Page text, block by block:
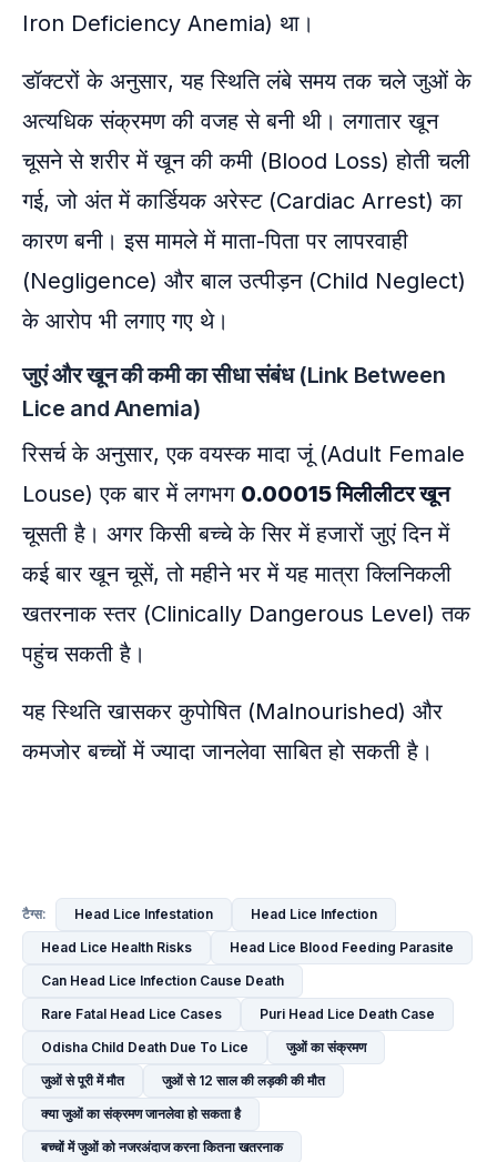
Iron Deficiency Anemia) था।
डॉक्टरों के अनुसार, यह स्थिति लंबे समय तक चले जुओं के
अत्यधिक संक्रमण की वजह से बनी थी। लगातार खून
चूसने से शरीर में खून की कमी (Blood Loss) होती चली
गई, जो अंत में कार्डियक अरेस्ट (Cardiac Arrest) का
कारण बनी। इस मामले में माता-पिता पर लापरवाही
(Negligence) और बाल उत्पीड़न (Child Neglect)
के आरोप भी लगाए गए थे।
जुएं और खून की कमी का सीधा संबंध (Link Between
Lice and Anemia)
रिसर्च के अनुसार, एक वयस्क मादा जूं (Adult Female
Louse) एक बार में लगभग 0.00015 मिलीलीटर खून
चूसती है। अगर किसी बच्चे के सिर में हजारों जुएं दिन में
कई बार खून चूसें, तो महीने भर में यह मात्रा क्लिनिकली
खतरनाक स्तर (Clinically Dangerous Level) तक
पहुंच सकती है।
यह स्थिति खासकर कुपोषित (Malnourished) और
कमजोर बच्चों में ज्यादा जानलेवा साबित हो सकती है।
टैग्स: Head Lice Infestation
Head Lice Infection
Head Lice Health Risks
Head Lice Blood Feeding Parasite
Can Head Lice Infection Cause Death
Rare Fatal Head Lice Cases
Puri Head Lice Death Case
Odisha Child Death Due To Lice
जुओं का संक्रमण
जुओं से पूरी में मौत
जुओं से 12 साल की लड़की की मौत
क्या जुओं का संक्रमण जानलेवा हो सकता है
बच्चों में जुओं को नजरअंदाज करना कितना खतरनाक